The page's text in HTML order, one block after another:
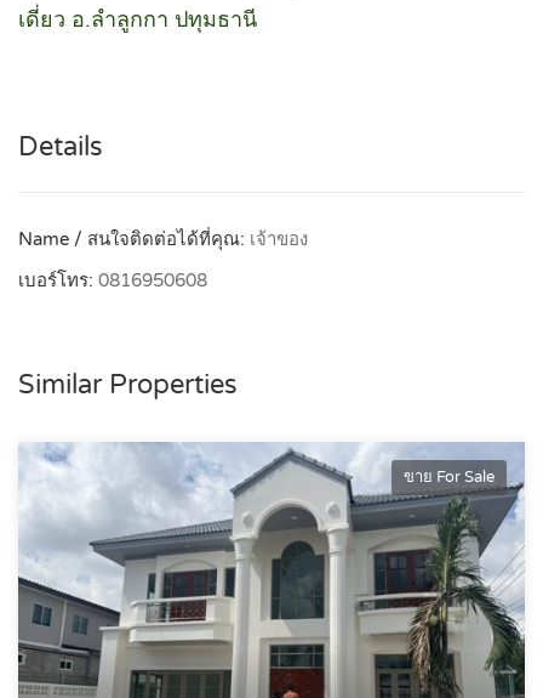
เดี่ยว อ.ลำลูกกา ปทุมธานี
Details
Name / สนใจติดต่อได้ที่คุณ: เจ้าของ
เบอร์โทร: 0816950608
Similar Properties
ขาย For Sale